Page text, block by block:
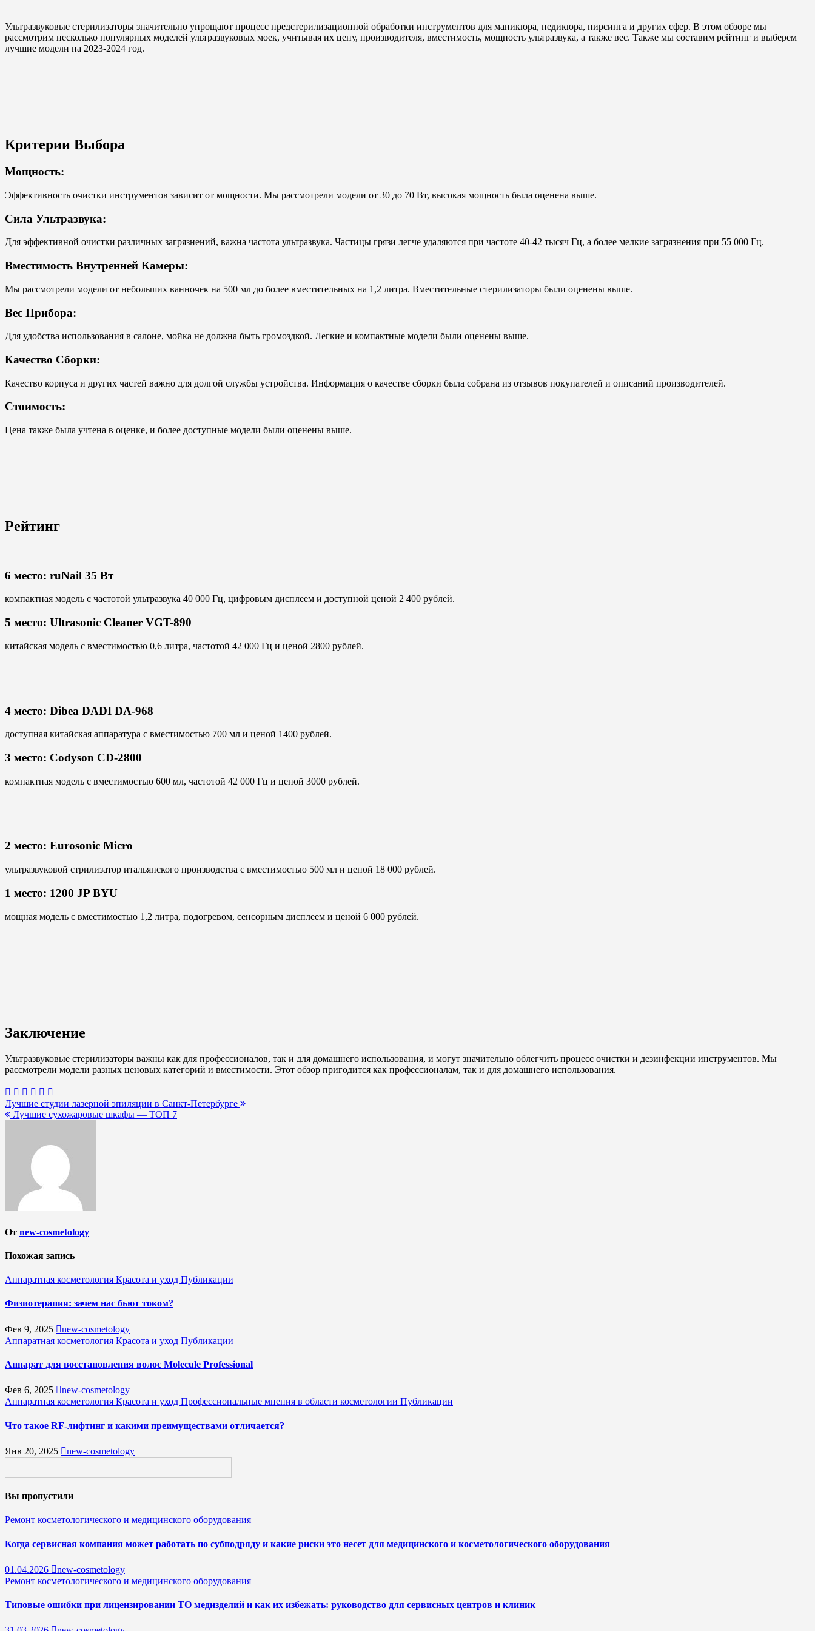
Ультразвуковые стерилизаторы значительно упрощают процесс предстерилизационной обработки инструментов для маникюра, педикюра, пирсинга и других сфер. В этом обзоре мы
рассмотрим несколько популярных моделей ультразвуковых моек, учитывая их цену, производителя, вместимость, мощность ультразвука, а также вес. Также мы составим рейтинг и выберем
лучшие модели на 2023-2024 год.
Критерии Выбора
Мощность:
Эффективность очистки инструментов зависит от мощности. Мы рассмотрели модели от 30 до 70 Вт, высокая мощность была оценена выше.
Сила Ультразвука:
Для эффективной очистки различных загрязнений, важна частота ультразвука. Частицы грязи легче удаляются при частоте 40-42 тысяч Гц, а более мелкие загрязнения при 55 000 Гц.
Вместимость Внутренней Камеры:
Мы рассмотрели модели от небольших ванночек на 500 мл до более вместительных на 1,2 литра. Вместительные стерилизаторы были оценены выше.
Вес Прибора:
Для удобства использования в салоне, мойка не должна быть громоздкой. Легкие и компактные модели были оценены выше.
Качество Сборки:
Качество корпуса и других частей важно для долгой службы устройства. Информация о качестве сборки была собрана из отзывов покупателей и описаний производителей.
Стоимость:
Цена также была учтена в оценке, и более доступные модели были оценены выше.
Рейтинг
6 место: ruNail 35 Вт
компактная модель с частотой ультразвука 40 000 Гц, цифровым дисплеем и доступной ценой 2 400 рублей.
5 место: Ultrasonic Cleaner VGT-890
китайская модель с вместимостью 0,6 литра, частотой 42 000 Гц и ценой 2800 рублей.
4 место: Dibea DADI DA-968
доступная китайская аппаратура с вместимостью 700 мл и ценой 1400 рублей.
3 место: Codyson CD-2800
компактная модель с вместимостью 600 мл, частотой 42 000 Гц и ценой 3000 рублей.
2 место: Eurosonic Micro
ультразвуковой стрилизатор итальянского производства с вместимостью 500 мл и ценой 18 000 рублей.
1 место: 1200 JP BYU
мощная модель с вместимостью 1,2 литра, подогревом, сенсорным дисплеем и ценой 6 000 рублей.
Заключение
Ультразвуковые стерилизаторы важны как для профессионалов, так и для домашнего использования, и могут значительно облегчить процесс очистки и дезинфекции инструментов. Мы
рассмотрели модели разных ценовых категорий и вместимости. Этот обзор пригодится как профессионалам, так и для домашнего использования.
Навигация
по
Лучшие студии лазерной эпиляции в Санкт-Петербурге
Лучшие сухожаровые шкафы — ТОП 7
От new-cosmetology
Похожая запись
Аппаратная косметология Красота и уход Публикации
Физиотерапия: зачем нас бьют током?
Фев 9, 2025
new-cosmetology
Аппаратная косметология Красота и уход Публикации
Аппарат для восстановления волос Molecule Professional
Фев 6, 2025
new-cosmetology
Аппаратная косметология Красота и уход Профессиональные мнения в области косметологии Публикации
Что такое RF-лифтинг и какими преимуществами отличается?
Янв 20, 2025 new-cosmetology
Вы пропустили
Ремонт косметологического и медицинского оборудования
Когда сервисная компания может работать по субподряду и какие риски это несет для медицинского и косметологического оборудования
01.04.2026
new-cosmetology
Ремонт косметологического и медицинского оборудования
Типовые ошибки при лицензировании ТО медизделий и как их избежать: руководство для сервисных центров и клиник